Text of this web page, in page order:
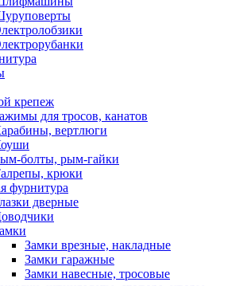
крепеж
для тросов, канатов
вертлюги
болты, рым-гайки
крюки
фурнитура
дверные
Замки врезные, накладные
Замки гаражные
Замки навесные, тросовые